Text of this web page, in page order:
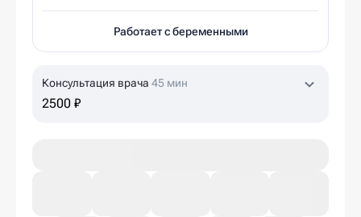
Работает с беременными
Консультация врача 45 мин
2500 ₽